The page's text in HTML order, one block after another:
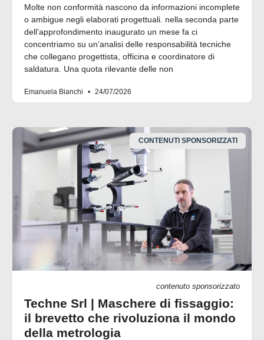
Molte non conformità nascono da informazioni incomplete
o ambigue negli elaborati progettuali. nella seconda parte
dell’approfondimento inaugurato un mese fa ci
concentriamo su un’analisi delle responsabilità tecniche
che collegano progettista, officina e coordinatore di
saldatura. Una quota rilevante delle non
Emanuela Bianchi 24/07/2026
CONTENUTI SPONSORIZZATI
contenuto sponsorizzato
Techne Srl | Maschere di fissaggio:
il brevetto che rivoluziona il mondo
della metrologia